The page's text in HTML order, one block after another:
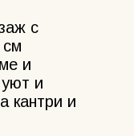
с
и
и
кантри и